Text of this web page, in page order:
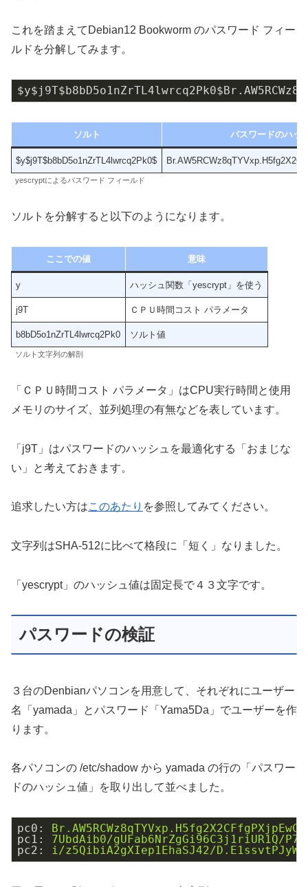
これを踏まえてDebian12 Bookworm のパスワード フィー
ルドを分解してみます。
ソルト パスワードのハッ
$y$j9T$b8bD5o1nZrTL4lwrcq2Pk0$
yescryptによるパスワード フィールド
ソルトを分解すると以下のようになります。
ここでの値 意味
y ハッシュ関数「yescrypt」を使う
j9T ＣＰＵ時間コスト パラメータ
b8bD5o1nZrTL4lwrcq2Pk0 ソルト値
ソルト文字列の解剖
「ＣＰＵ時間コスト パラメータ」はCPU実行時間と使用
メモリのサイズ、並列処理の有無などを表しています。
「j9T」はパスワードのハッシュを最適化する「おまじな
い」と考えておきます。
追求したい方はこのあたり を参照してみてください。
文字列はSHA-512に比べて格段に「短く」なりました。
「yescrypt」のハッシュ値は固定長で４３文字です。
パスワードの検証
３台のDenbianパソコンを用意して、それぞれにユーザー
名「yamada」とパスワード「Yama5Da」でユーザーを作
ります。
各パソコンの /etc/shadow から yamada の行の「パスワー
ドのハッシュ値」を取り出して並べました。
pc0 :
pc1 : 7UbdAib0/gUFab6NrZgGi96C3j1riUR1Q/
pc2 : i/z5QibiA2gXIep1EhaSJ42/